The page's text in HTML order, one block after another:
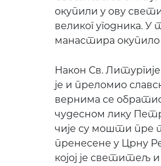
окупили у ову
великог угодника.
манастира окупило
Након Св.
је и преломио
вернима се обратио
чудесном лику
чије су мошти пре
пренесене у Црну
којој је светитељ